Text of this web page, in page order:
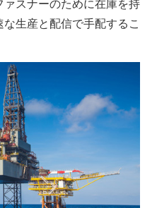
スナーのために在庫を持
生産と配信で手配するこ